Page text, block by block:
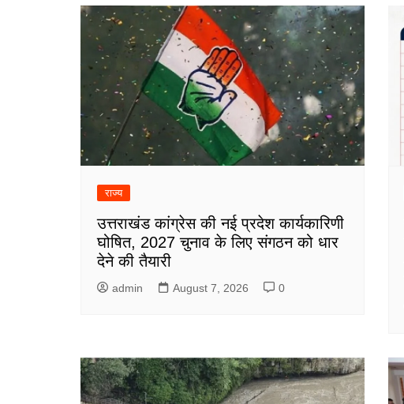
राज्य
उत्तराखंड कांग्रेस की नई प्रदेश कार्यकारिणी
घोषित, 2027 चुनाव के लिए संगठन को धार
देने की तैयारी
admin August 7, 2026 0